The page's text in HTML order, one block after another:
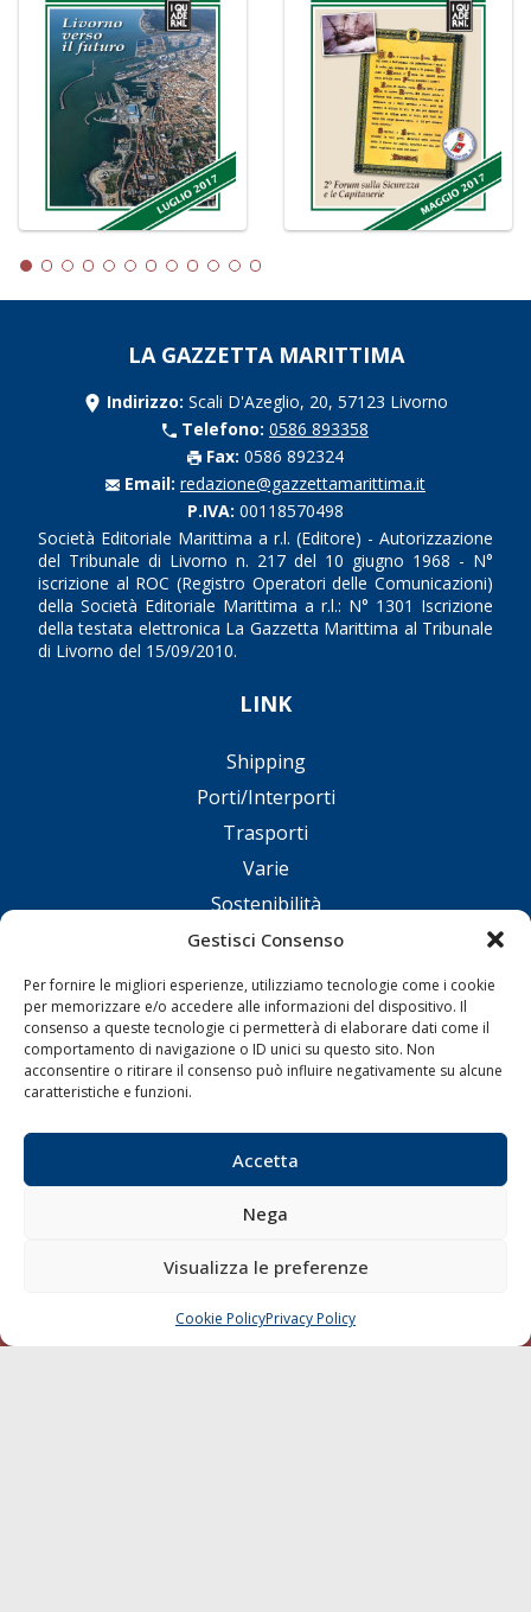
Gestisci Consenso
Per fornire le migliori esperienze, utilizziamo tecnologie come i cookie
per memorizzare e/o accedere alle informazioni del dispositivo. Il
consenso a queste tecnologie ci permetterà di elaborare dati come il
comportamento di navigazione o ID unici su questo sito. Non
acconsentire o ritirare il consenso può influire negativamente su alcune
caratteristiche e funzioni.
Accetta
Nega
Visualizza le preferenze
Cookie PolicyPrivacy Policy
LA GAZZETTA MARITTIMA
Indirizzo: Scali D'Azeglio, 20, 57123 Livorno
Telefono: 0586 893358
Fax: 0586 892324
Email: redazione@gazzettamarittima.it
P.IVA: 00118570498
Società Editoriale Marittima a r.l. (Editore) - Autorizzazione
del Tribunale di Livorno n. 217 del 10 giugno 1968 - N°
iscrizione al ROC (Registro Operatori delle Comunicazioni)
della Società Editoriale Marittima a r.l.: N° 1301 Iscrizione
della testata elettronica La Gazzetta Marittima al Tribunale
di Livorno del 15/09/2010.
LINK
Shipping
Porti/Interporti
Trasporti
Varie
Sostenibilità
Compagnie di Navigazione
Blue economy
Diporto
Chi siamo
Contatti
CHIAMA SCRIVI